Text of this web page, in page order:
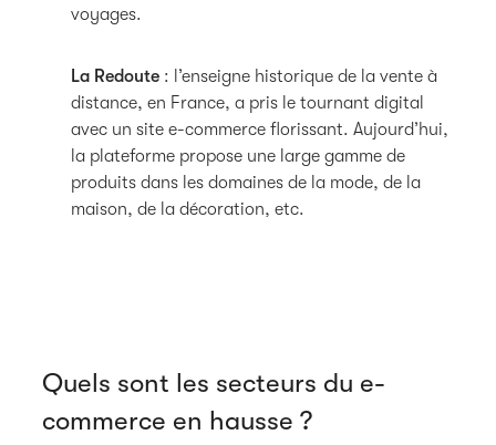
voyages.
La Redoute : l’enseigne historique de la vente à
distance, en France, a pris le tournant digital
avec un site e-commerce florissant. Aujourd’hui,
la plateforme propose une large gamme de
produits dans les domaines de la mode, de la
maison, de la décoration, etc.
Quels sont les secteurs du e-
commerce en hausse ?